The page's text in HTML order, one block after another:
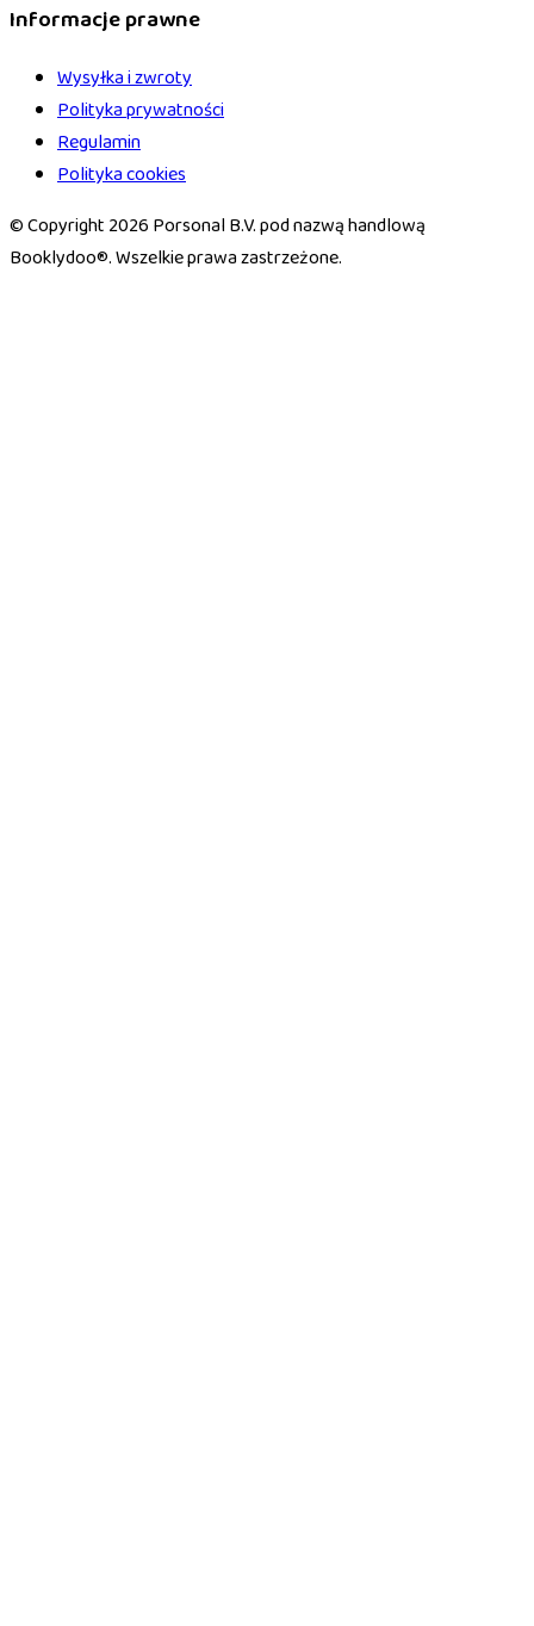
Informacje prawne
Wysyłka i zwroty
Polityka prywatności
Regulamin
Polityka cookies
© Copyright 2026 Porsonal B.V. pod nazwą handlową
Booklydoo®. Wszelkie prawa zastrzeżone.